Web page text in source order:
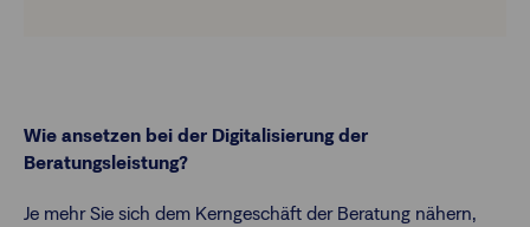
Wie ansetzen bei der Digitalisierung der
Beratungsleistung?
Je mehr Sie sich dem Kerngeschäft der Beratung nähern,